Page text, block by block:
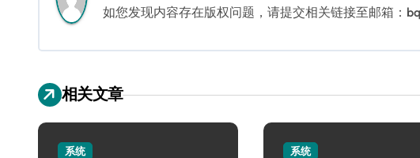
如您发现内容存在版权问题，请提交相关链接至邮箱：
相关文章
系统 系统